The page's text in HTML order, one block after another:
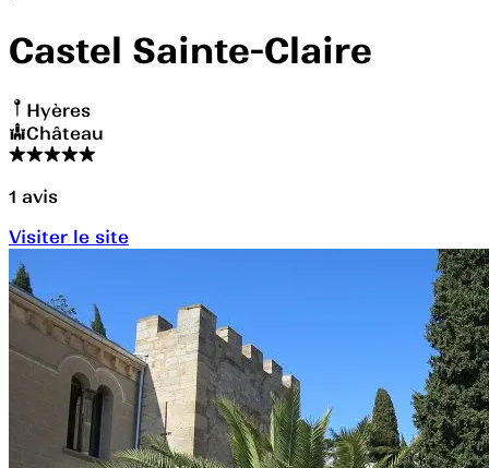
Castel Sainte-Claire
Hyères
Château
1 avis
Visiter le site